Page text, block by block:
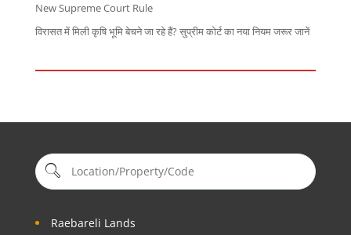
New Supreme Court Rule
विरासत में मिली कृषि भूमि बेचने जा रहे हैं? सुप्रीम कोर्ट का नया नियम जरूर जानें
Raebareli Lands